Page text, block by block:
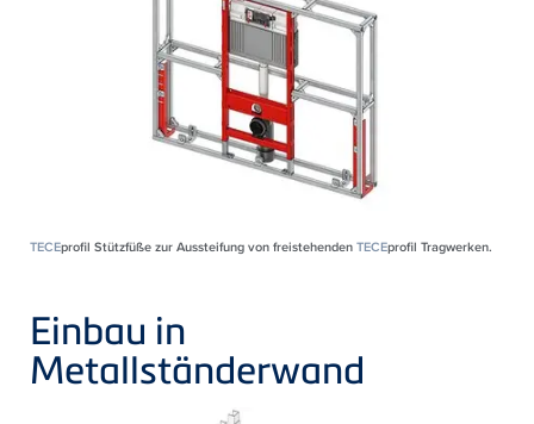
TECEprofil Stützfüße zur Aussteifung von freistehendenTECEprofil Tragwerken.
Einbau in
Metallständerwand